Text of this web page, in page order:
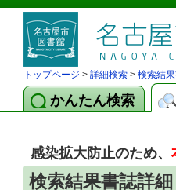
トップページ > 詳細検索 > 検索結
かんたん検索
感染拡大防止のため、
検索結果書誌詳細